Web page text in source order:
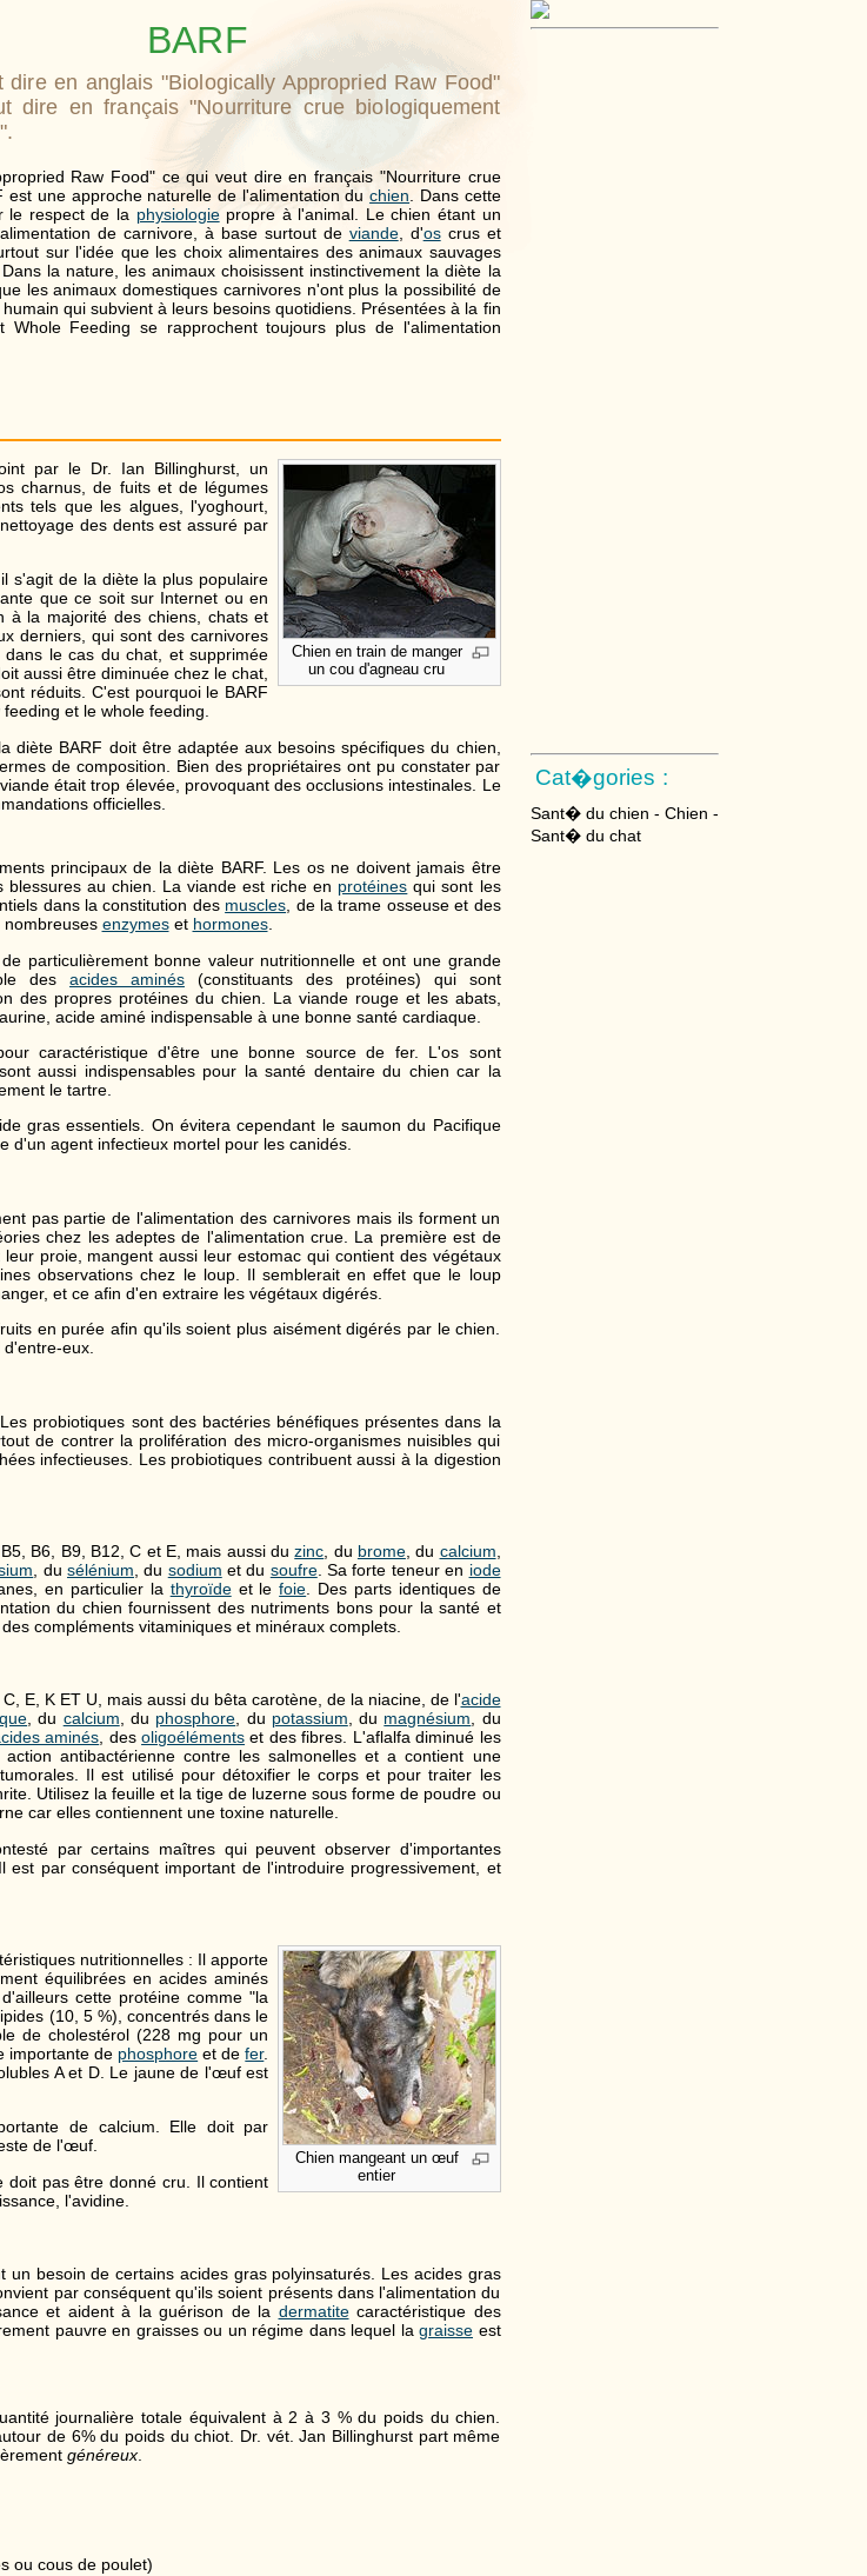
BARF
dire en anglais "Biologically Appropried Raw Food"
dire en français "Nourriture crue biologiquement
Cat�gories :
Sant� du chien - Chien -
Sant� du chat
Raw Food" ce qui veut dire en français "Nourriture crue
est une approche naturelle de l'alimentation duchien . Dans cette
le respect de la physiologiepropre à l'animal. Le chien étant un
de carnivore, à base surtout de viande, d'oscrus et
sur l'idée que les choix alimentaires des animaux sauvages
la nature, les animaux choisissent instinctivement la diète la
les animaux domestiques carnivores n'ont plus la possibilité de
qui subvient à leurs besoins quotidiens. Présentées à la fin
Feeding se rapprochent toujours plus de l'alimentation
Chien en train de manger
un cou d'agneau cru
par le Dr. Ian Billinghurst, un
charnus, de fuits et de légumes
tels que les algues, l'yoghourt,
des dents est assuré par
s'agit de la diète la plus populaire
que ce soit sur Internet ou en
à la majorité des chiens, chats et
derniers, qui sont des carnivores
le cas du chat, et supprimée
aussi être diminuée chez le chat,
réduits. C'est pourquoi le BARF
et le whole feeding.
diète BARF doit être adaptée aux besoins spécifiques du chien,
de composition. Bien des propriétaires ont pu constater par
était trop élevée, provoquant des occlusions intestinales. Le
officielles.
principaux de la diète BARF. Les os ne doivent jamais être
au chien. La viande est riche en protéines qui sont les
dans la constitution des muscles , de la trame osseuse et des
nombreuses enzymeset hormones.
particulièrement bonne valeur nutritionnelle et ont une grande
desacides aminés(constituants des protéines) qui sont
des propres protéines du chien. La viande rouge et les abats,
acide aminé indispensable à une bonne santé cardiaque.
caractéristique d'être une bonne source de fer. L'os sont
aussi indispensables pour la santé dentaire du chien car la
le tartre.
gras essentiels. On évitera cependant le saumon du Pacifique
d'un agent infectieux mortel pour les canidés.
pas partie de l'alimentation des carnivores mais ils forment un
chez les adeptes de l'alimentation crue. La première est de
proie, mangent aussi leur estomac qui contient des végétaux
observations chez le loup. Il semblerait en effet que le loup
et ce afin d'en extraire les végétaux digérés.
en purée afin qu'ils soient plus aisément digérés par le chien.
eux.
probiotiques sont des bactéries bénéfiques présentes dans la
de contrer la prolifération des micro-organismes nuisibles qui
infectieuses. Les probiotiques contribuent aussi à la digestion
B6, B9, B12, C et E, mais aussi duzinc , du brome, du calcium
, dusélénium , du sodium et du soufre. Sa forte teneur en iode
en particulier la thyroïdeet lefoie . Des parts identiques de
du chien fournissent des nutriments bons pour la santé et
compléments vitaminiques et minéraux complets.
E, K ET U, mais aussi du bêta carotène, de la niacine, de l'acide
, du calcium, du phosphore, du potassium, du magnésium, du
aminés, desoligoéléments et des fibres. L'aflalfa diminué les
antibactérienne contre les salmonelles et a contient une
Il est utilisé pour détoxifier le corps et pour traiter les
Utilisez la feuille et la tige de luzerne sous forme de poudre ou
car elles contiennent une toxine naturelle.
par certains maîtres qui peuvent observer d'importantes
par conséquent important de l'introduire progressivement, et
Chien mangeant un œuf
entier
nutritionnelles : Il apporte
équilibrées en acides aminés
cette protéine comme "la
(10, 5 %), concentrés dans le
de cholestérol (228 mg pour un
importante de phosphore et defer.
A et D. Le jaune de l'œuf est
de calcium. Elle doit par
de l'œuf.
pas être donné cru. Il contient
l'avidine.
un besoin de certains acides gras polyinsaturés. Les acides gras
par conséquent qu'ils soient présents dans l'alimentation du
et aident à la guérison de la dermatitecaractéristique des
pauvre en graisses ou un régime dans lequel la graisse est
journalière totale équivalent à 2 à 3 % du poids du chien.
de 6% du poids du chiot. Dr. vét. Jan Billinghurst part même
généreux.
ou cous de poulet)